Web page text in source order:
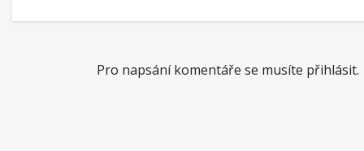
Pro napsání komentáře se musíte přihlásit.